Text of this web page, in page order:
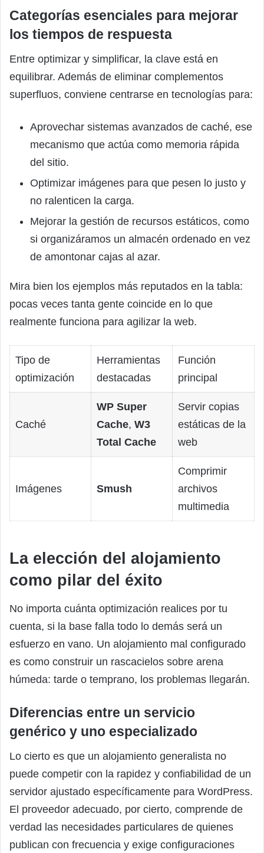
Categorías esenciales para mejorar
los tiempos de respuesta
Entre optimizar y simplificar, la clave está en
equilibrar. Además de eliminar complementos
superfluos, conviene centrarse en tecnologías para:
Aprovechar sistemas avanzados de caché, ese
mecanismo que actúa como memoria rápida
del sitio.
Optimizar imágenes para que pesen lo justo y
no ralenticen la carga.
Mejorar la gestión de recursos estáticos, como
si organizáramos un almacén ordenado en vez
de amontonar cajas al azar.
Mira bien los ejemplos más reputados en la tabla:
pocas veces tanta gente coincide en lo que
realmente funciona para agilizar la web.
Tipo de
optimización
Herramientas
destacadas
Función
principal
Caché
WP Super
Cache, W3
Total Cache
Servir copias
estáticas de la
web
Imágenes Smush
Comprimir
archivos
multimedia
La elección del alojamiento
como pilar del éxito
No importa cuánta optimización realices por tu
cuenta, si la base falla todo lo demás será un
esfuerzo en vano. Un alojamiento mal configurado
es como construir un rascacielos sobre arena
húmeda: tarde o temprano, los problemas llegarán.
Diferencias entre un servicio
genérico y uno especializado
Lo cierto es que un alojamiento generalista no
puede competir con la rapidez y confiabilidad de un
servidor ajustado específicamente para WordPress.
El proveedor adecuado, por cierto, comprende de
verdad las necesidades particulares de quienes
publican con frecuencia y exige configuraciones